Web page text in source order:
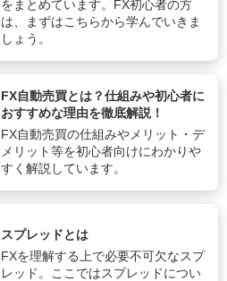
をまとめています。FX初心者の方
は、まずはこちらから学んでいきま
しょう。
FX自動売買とは？仕組みや初心者に
おすすめな理由を徹底解説！
FX自動売買の仕組みやメリット・デ
メリット等を初心者向けにわかりや
すく解説しています。
スプレッドとは
FXを理解する上で必要不可欠なスプ
レッド。ここではスプレッドについ